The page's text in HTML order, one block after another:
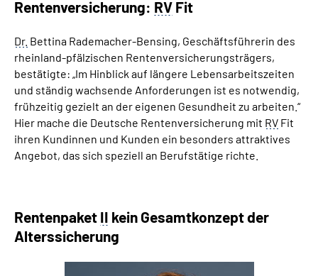
Rentenversicherung: RV Fit
Dr. Bettina Rademacher-Bensing, Geschäftsführerin des
rheinland-pfälzischen Rentenversicherungsträgers,
bestätigte: „Im Hinblick auf längere Lebensarbeitszeiten
und ständig wachsende Anforderungen ist es notwendig,
frühzeitig gezielt an der eigenen Gesundheit zu arbeiten.“
Hier mache die Deutsche Rentenversicherung mit RV Fit
ihren Kundinnen und Kunden ein besonders attraktives
Angebot, das sich speziell an Berufstätige richte.
Rentenpaket II kein Gesamtkonzept der
Alterssicherung